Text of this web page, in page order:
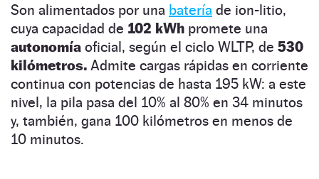
Son alimentados por una batería de ion-litio,
cuya capacidad de 102 kWh promete una
autonomía oficial, según el ciclo WLTP, de 530
kilómetros. Admite cargas rápidas en corriente
continua con potencias de hasta 195 kW: a este
nivel, la pila pasa del 10% al 80% en 34 minutos
y, también, gana 100 kilómetros en menos de
10 minutos.